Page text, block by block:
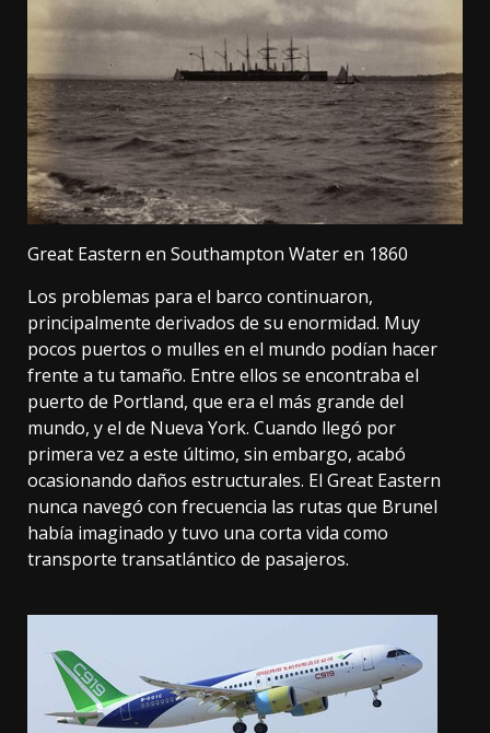
Great Eastern en Southampton Water en 1860
Los problemas para el barco continuaron,
principalmente derivados de su enormidad. Muy
pocos puertos o mulles en el mundo podían hacer
frente a tu tamaño. Entre ellos se encontraba el
puerto de Portland, que era el más grande del
mundo, y el de Nueva York. Cuando llegó por
primera vez a este último, sin embargo, acabó
ocasionando daños estructurales. El Great Eastern
nunca navegó con frecuencia las rutas que Brunel
había imaginado y tuvo una corta vida como
transporte transatlántico de pasajeros.